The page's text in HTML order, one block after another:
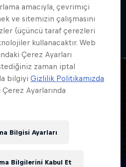
404
Sayfa nereye
gitti?!?
amacıyla, çevrimiçi
ve sitemizin çalışmasını
(üçüncü taraf çerezleri
kullanacaktır. Web
Çerez Ayarları
istediğiniz zaman iptal
bilgiyiGizlilik Politikamızda
Ayarlarında
Bilgisi Ayarları
Bilgilerini Kabul Et